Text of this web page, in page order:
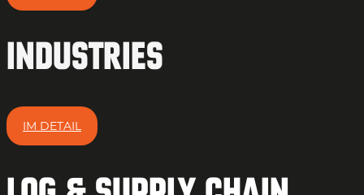
Industries
IM DETAIL